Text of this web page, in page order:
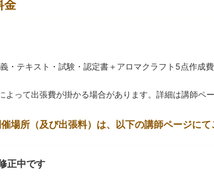
金
・テキスト・試験・認定書＋アロマクラフト5点作成
よって出張費が掛かる場合があります。詳細は講師ペー
場所（及び出張料）は、以下の講師ページに
正中です